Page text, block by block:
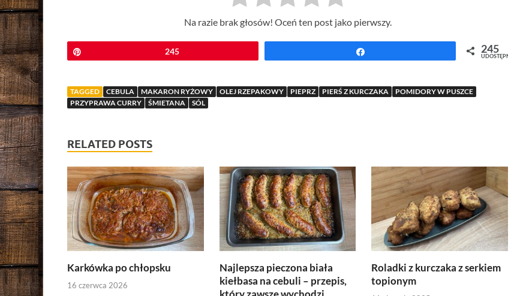
Na razie brak głosów! Oceń ten post jako pierwszy.
245 245
UDOSTĘPNIEŃ
TAGGED CEBULA MAKARON RYŻOWY OLEJ RZEPAKOWY PIEPRZ PIERŚ Z KURCZAKA
POMIDORY W PUSZCE
PRZYPRAWA CURRY
ŚMIETANA SÓL
RELATED POSTS
Karkówka po chłopsku
16 czerwca 2026
Najlepsza pieczona biała
kiełbasa na cebuli – przepis,
Roladki z kurczaka z serkiem
topionym